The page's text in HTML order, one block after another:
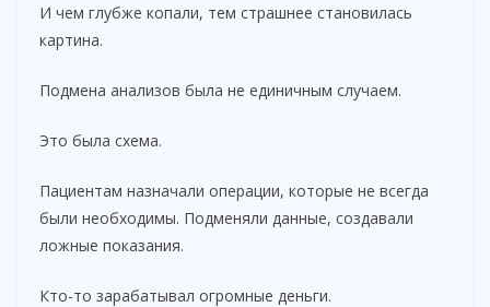
И чем глубже копали, тем страшнее становилась
картина.
Подмена анализов была не единичным случаем.
Это была схема.
Пациентам назначали операции, которые не всегда
были необходимы. Подменяли данные, создавали
ложные показания.
Кто-то зарабатывал огромные деньги.